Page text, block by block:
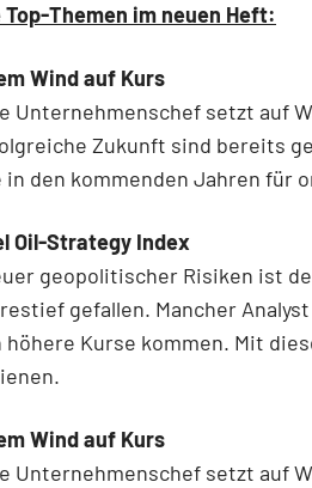
Themen im neuen Heft:
Wind auf Kurs
Unternehmenschef setzt auf
Zukunft sind bereits
in den kommenden Jahren für
Oil-Strategy Index
geopolitischer Risiken ist
gefallen. Mancher
höhere Kurse kommen. Mit
Wind auf Kurs
Unternehmenschef setzt auf